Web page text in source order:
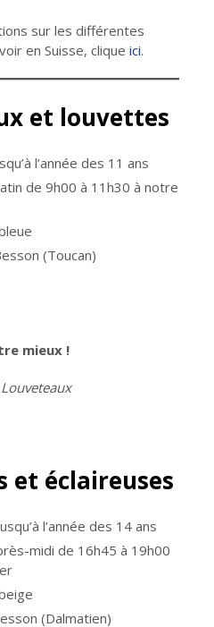
sur les différentes
en Suisse, clique ici.
et louvettes
l’année des 11 ans
de 9h00 à 11h30 à notre
(Toucan)
mieux !
et éclaireuses
l’année des 14 ans
midi de 16h45 à 19h00
(Dalmatien)